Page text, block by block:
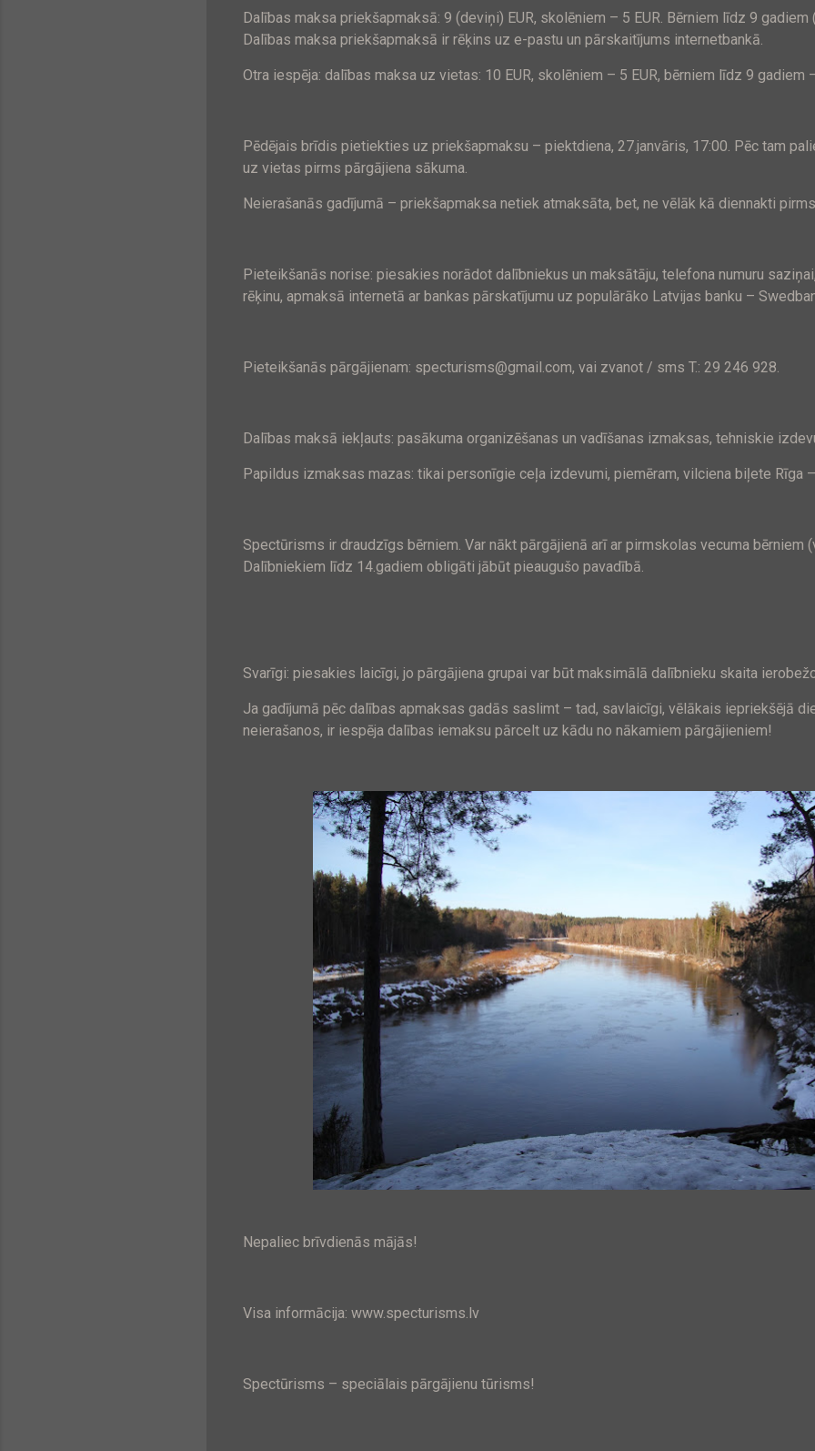
Dalības maksa priekšapmaksā: 9 (deviņi) EUR, skolēniem – 5 EUR. Bērniem līdz 9
Dalības maksa priekšapmaksā ir rēķins uz e-pastu un pārskaitījums internetbankā.
Otra iespēja: dalības maksa uz vietas: 10 EUR, skolēniem – 5 EUR, bērniem līdz 9 gadiem
Pēdējais brīdis pietiekties uz priekšapmaksu – piektdiena, 27.janvāris, 17:00. Pēc tam
uz vietas pirms pārgājiena sākuma.
Neierašanās gadījumā – priekšapmaksa netiek atmaksāta, bet, ne vēlāk kā diennakti
Pieteikšanās norise: piesakies norādot dalībniekus un maksātāju, telefona numuru
rēķinu, apmaksā internetā ar bankas pārskatījumu uz populārāko Latvijas banku –
Pieteikšanās pārgājienam: specturisms@gmail.com, vai zvanot / sms T.: 29 246 928.
Dalības maksā iekļauts: pasākuma organizēšanas un vadīšanas izmaksas, tehniskie
Papildus izmaksas mazas: tikai personīgie ceļa izdevumi, piemēram, vilciena biļete Rīga
Spectūrisms ir draudzīgs bērniem. Var nākt pārgājienā arī ar pirmskolas vecuma bērniem
Dalībniekiem līdz 14.gadiem obligāti jābūt pieaugušo pavadībā.
Svarīgi: piesakies laicīgi, jo pārgājiena grupai var būt maksimālā dalībnieku skaita
Ja gadījumā pēc dalības apmaksas gadās saslimt – tad, savlaicīgi, vēlākais iepriekšējā
neierašanos, ir iespēja dalības iemaksu pārcelt uz kādu no nākamiem pārgājieniem!
Nepaliec brīvdienās mājās!
Visa informācija: www.specturisms.lv
Spectūrisms – speciālais pārgājienu tūrisms!